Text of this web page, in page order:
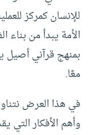
للإنسان كمركز
الأمة يبدأ من بناء
بمنهج قرآني أصيل
معًا.
في هذا العرض
وأهم الأفكار التي